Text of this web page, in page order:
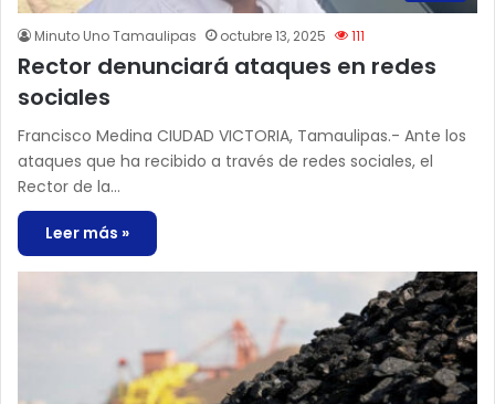
Minuto Uno Tamaulipas octubre 13, 2025 111
Rector denunciará ataques en redes
sociales
Francisco Medina CIUDAD VICTORIA, Tamaulipas.- Ante los
ataques que ha recibido a través de redes sociales, el
Rector de la…
Leer más »